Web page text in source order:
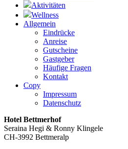
Aktivitäten
Wellness
Allgemein
Eindrücke
Anreise
Gutscheine
Gastgeber
Häufige Fragen
Kontakt
Copy
Impressum
Datenschutz
Hotel Bettmerhof
Seraina Hegi & Ronny Klingele
CH-3992 Bettmeralp